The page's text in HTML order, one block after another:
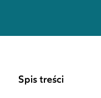
Spis treści